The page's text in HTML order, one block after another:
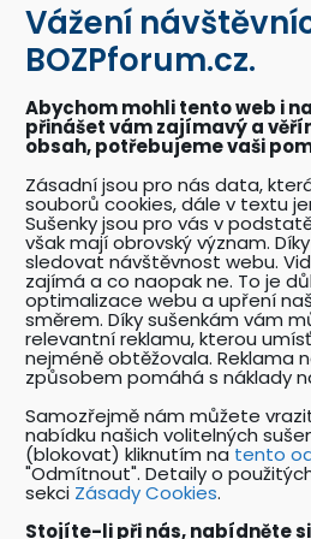
Vážení
BOZPforum.cz.
Abychom mohli tento web i
přinášet vám zajímavý a
obsah, potřebujeme vaši
Zásadní jsou pro nás data,
souborů cookies, dále v textu
Sušenky jsou pro vás v
však mají obrovský význam.
sledovat návštěvnost webu.
zajímá a co naopak ne. To je
optimalizace webu a upření
směrem. Díky sušenkám vám
relevantní reklamu, kterou
nejméně obtěžovala. Reklama
způsobem pomáhá s náklady
Samozřejmě nám můžete
nabídku našich volitelných
(blokovat) kliknutím natento
"Odmítnout". Detaily o
sekci Zásady Cookies.
Stojíte-li při nás, nabídněte
BOZPkestazeni.cz
Desítky profesionálně
dokumentů a posterů BOZP a
Akce BOZPforum.cz
Přehled pořádaných akcí se
problematiku BOZP.
Katalog odborníků
Přehledný katalog odborníků
oboru BOZP a souvisejících
Nabídky práce v oboru
Unikátní katalog pracovních
BOZP a PO.